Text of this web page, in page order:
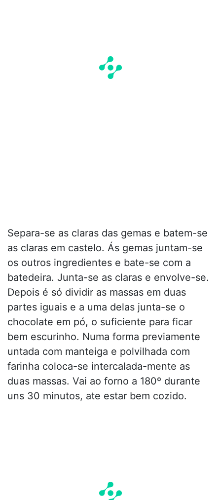
Separa-se as claras das gemas e batem-se
as claras em castelo. Ás gemas juntam-se
os outros ingredientes e bate-se com a
batedeira. Junta-se as claras e envolve-se.
Depois é só dividir as massas em duas
partes iguais e a uma delas junta-se o
chocolate em pó, o suficiente para ficar
bem escurinho. Numa forma previamente
untada com manteiga e polvilhada com
farinha coloca-se intercalada-mente as
duas massas. Vai ao forno a 180º durante
uns 30 minutos, ate estar bem cozido.